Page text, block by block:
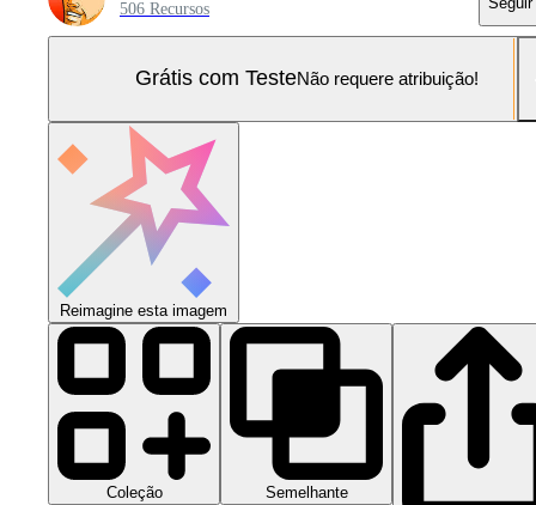
506 Recursos
Grátis com TesteNão requere atribuição!
Reimagine esta imagem
Coleção Semelhante